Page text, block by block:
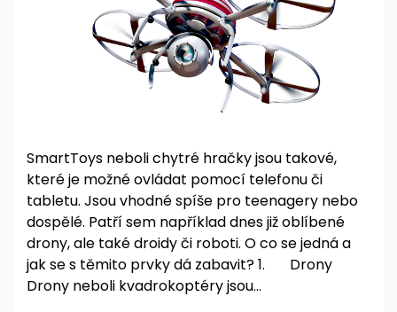
SmartToys neboli chytré hračky jsou takové,
které je možné ovládat pomocí telefonu či
tabletu. Jsou vhodné spíše pro teenagery nebo
dospělé. Patří sem například dnes již oblíbené
drony, ale také droidy či roboti. O co se jedná a
jak se s těmito prvky dá zabavit? 1. Drony
Drony neboli kvadrokoptéry jsou…